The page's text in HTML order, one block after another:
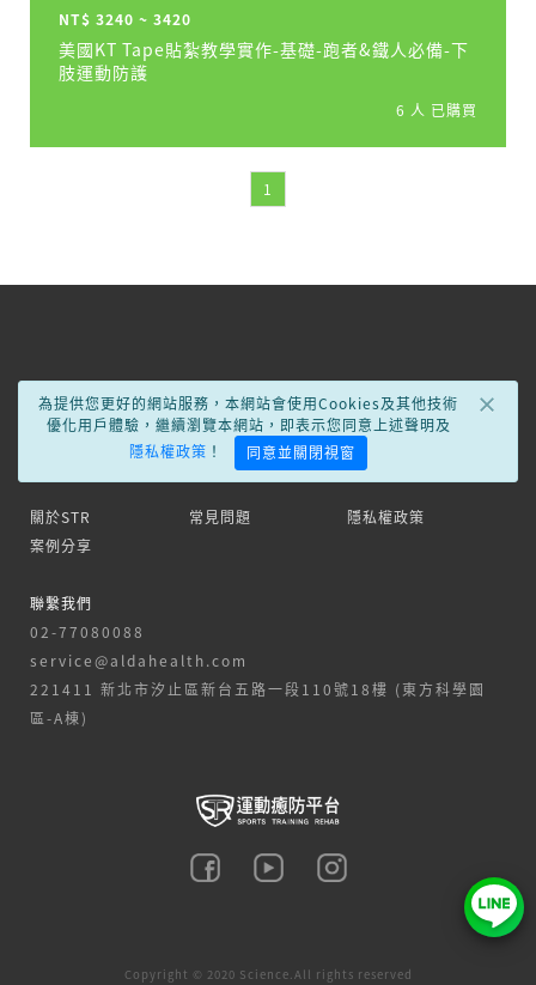
NT$ 3240 ~ 3420
美國KT Tape貼紮教學實作-基礎-跑者&鐵人必備-下
肢運動防護
6 人 已購買
1
×
為提供您更好的網站服務，本網站會使用Cookies及其他技術
優化用戶體驗，繼續瀏覽本網站，即表示您同意上述聲明及
隱私權政策 ！ 同意並關閉視窗
關於STR 常見問題
隱私權政策
案例分享
聯繫我們
02-77080088
service@aldahealth.com
221411 新北市汐止區新台五路一段110號18樓 (東方科學園
區-A棟)
Copyright © 2020 Science.All rights reserved